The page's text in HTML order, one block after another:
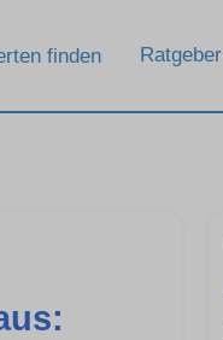
finden Ratgeber